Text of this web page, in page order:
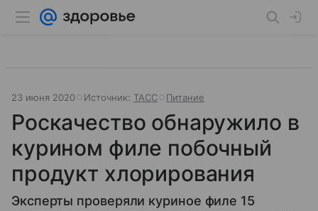
23 июня 2020 Источник: ТАСС Питание
Роскачество обнаружило в
курином филе побочный
продукт хлорирования
Эксперты проверяли куриное филе 15